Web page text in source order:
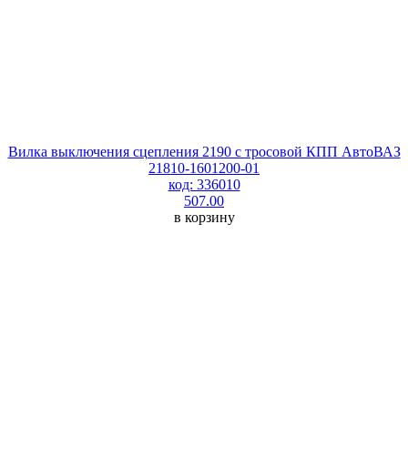
Вилка выключения сцепления 2190 с тросовой КПП АвтоВАЗ
21810-1601200-01
код: 336010
507.00
в корзину